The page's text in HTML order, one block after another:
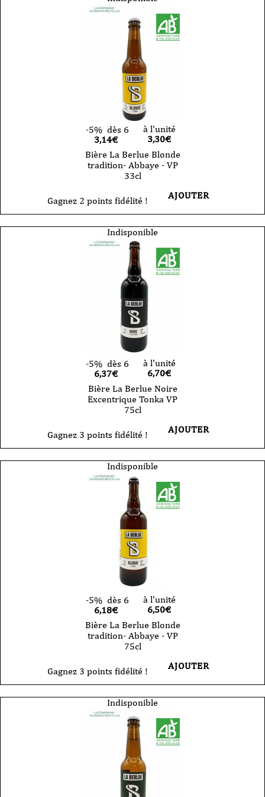
-5% dès 6
3,14€
à l'unité
3,30€
Bière La Berlue Blonde
tradition- Abbaye - VP
33cl
Gagnez 2 points fidélité ! AJOUTER
Indisponible
-5% dès 6
6,37€
à l'unité
6,70€
Bière La Berlue Noire
Excentrique Tonka VP
75cl
Gagnez 3 points fidélité ! AJOUTER
Indisponible
-5% dès 6
6,18€
à l'unité
6,50€
Bière La Berlue Blonde
tradition- Abbaye - VP
75cl
Gagnez 3 points fidélité ! AJOUTER
Indisponible